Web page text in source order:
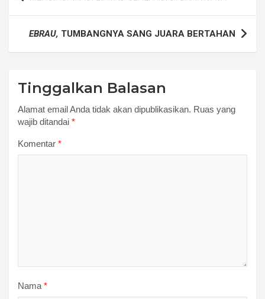
pos
EBRAU, TUMBANGNYA SANG JUARA BERTAHAN
Tinggalkan Balasan
Alamat email Anda tidak akan dipublikasikan. Ruas yang
wajib ditandai *
Komentar *
Nama *